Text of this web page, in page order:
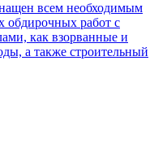
всем необходимым
обдирочных работ с
как взорванные и
а также строительный